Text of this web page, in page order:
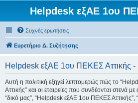
Helpdesk εξΑΕ 1ου
Συχνές ερωτήσεις
Ευρετήριο Δ. Συζήτησης
Helpdesk εξΑΕ 1ου ΠΕΚΕΣ Αττικής -
Αυτή η πολιτική εξηγεί λεπτομερώς πώς το
Αττικής” και οι εταιρείες που συνδέονται στενά με
“δικό μας”, “Helpdesk εξΑΕ 1ου ΠΕΚΕΣ Αττικής”,